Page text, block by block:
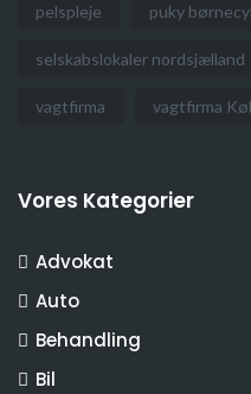
pelspleje puky
selskabslokaler nordsjælland
vagtfirma vagtfirma
Vores Kategorier
Advokat
Auto
Behandling
Bil